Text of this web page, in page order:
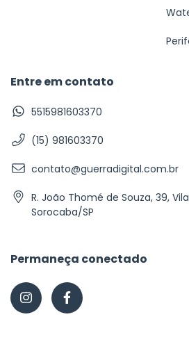
Entre em contato
5515981603370
(15) 981603370
contato@guerradigital.com.br
R. João Thomé de Souza, 39,
Sorocaba/SP
Permaneça conectado